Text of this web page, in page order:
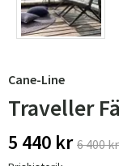
Cane-Line
Traveller
5 440 kr 6 400 kr